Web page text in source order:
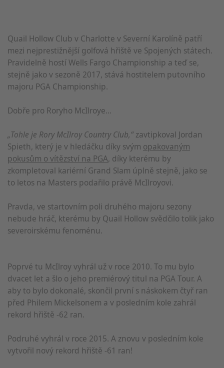
Quail Hollow Club v Charlotte v Severní Karolíně patří
mezi nejprestižnější golfová hřiště ve Spojených státech.
Pravidelně hostí Wells Fargo Championship a teď se,
stejně jako v sezoně 2017, stává hostitelem putovního
majoru PGA Championship.
Dobře pro Roryho McIlroye...
„Tohle je Rory McIlroy Country Club,“zavtipkoval Jordan
Spieth, který je v hledáčku díky svým opakovaným
pokusům o vítězství na PGA, díky kterému by
zkompletoval kariérní Grand Slam úplně stejně, jako se
to letos na Masters podařilo právě McIlroyovi.
Pravda, ve startovním poli druhého majoru sezony
nebude hráč, kterému by Quail Hollow svědčilo tolik jako
severoirskému fenoménu.
Poprvé tu McIlroy vyhrál už v roce 2010. To mu bylo
dvacet let a šlo o jeho premiérový titul na PGA Tour. A
aby to bylo dokonalé, skončil první s náskokem čtyř ran
před Philem Mickelsonem a v posledním kole zahrál
rekord hřiště -62 ran.
Podruhé vyhrál v roce 2015. A znovu v posledním kole
vytvořil nový rekord hřiště -61 ran!